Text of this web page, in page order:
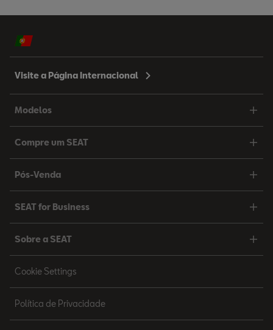
Visite a Página Internacional
Modelos
Compre um SEAT
Pós-Venda
SEAT for Business
Sobre a SEAT
Cookie Settings
Política de Privacidade